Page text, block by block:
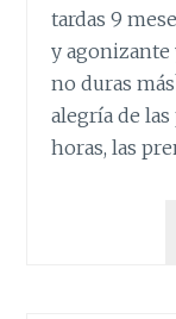
tardas 9
y agonizante
no duras
alegría de
horas, las